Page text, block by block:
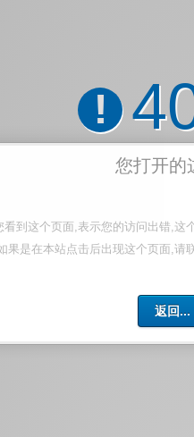
!
您打开的
看到这个页面,表示您的访问出错,这
果是在本站点击后出现这个页面,请
返回...